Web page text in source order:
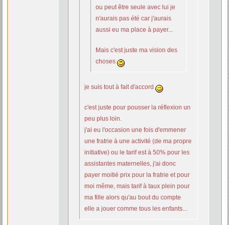
ou peut être seule avec lui je
n'aurais pas été car j'aurais
aussi eu ma place à payer...
Mais c'est juste ma vision des
choses
je suis tout à fait d'accord
c'est juste pour pousser la réflexion un
peu plus loin.
j'ai eu l'occasion une fois d'emmener
une fratrie à une activité (de ma propre
initiative) ou le tarif est à 50% pour les
assistantes maternelles, j'ai donc
payer moitié prix pour la fratrie et pour
moi même, mais tarif à taux plein pour
ma fille alors qu'au bout du compte
elle a jouer comme tous les enfants...